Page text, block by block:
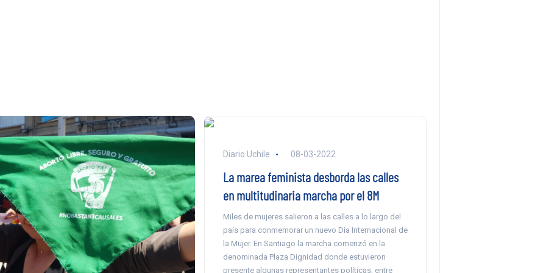
Diario Uchile 08-03-2022
La marea feminista desborda las calles
en multitudinaria marcha por el 8M
Miles de mujeres salieron a las calles a lo largo del
país para conmemorar un nuevo Día Internacional de
la Mujer. En Santiago la marcha comenzó en la
denominada Plaza Dignidad donde estuvieron
presente algunas representantes políticas, entre